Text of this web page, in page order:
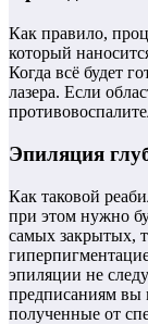
Как правило,
который
Когда всё будет
лазера. Если
Эпиляция
Как таковой
при этом нужно
самых закрытых,
эпиляции не
предписаниям вы
полученные от